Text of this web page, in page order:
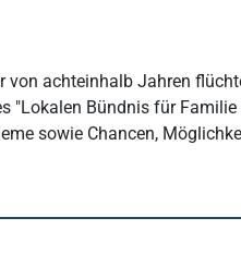
achteinhalb Jahren
Bündnis für
sowie Chancen,